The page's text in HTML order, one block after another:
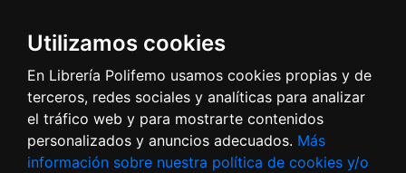
Utilizamos cookies
En Librería Polifemo usamos cookies propias y de
terceros, redes sociales y analíticas para analizar
el tráfico web y para mostrarte contenidos
personalizados y anuncios adecuados. Más
información sobre nuestra política de cookies y/o